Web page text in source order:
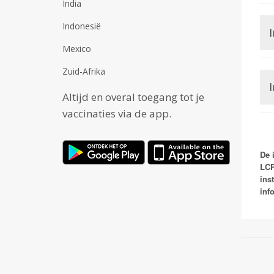
India
Indonesië
Mexico
Zuid-Afrika
Altijd en overal toegang tot je
vaccinaties via de app.
De